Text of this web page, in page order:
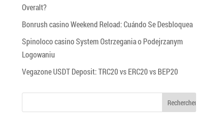
Overalt?
Bonrush casino Weekend Reload: Cuándo Se Desbloquea
Spinoloco casino System Ostrzegania o Podejrzanym
Logowaniu
Vegazone USDT Deposit: TRC20 vs ERC20 vs BEP20